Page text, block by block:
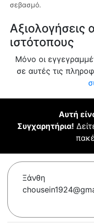
σεβασμό.
ιστότοπους
Μόνο οι
σε αυτές τις
Αυτή
Συγχαρητήρια!
Ξάνθη